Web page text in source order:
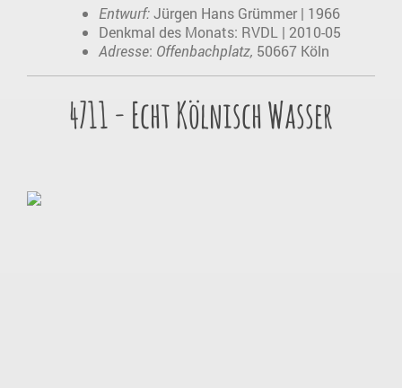
Entwurf:Jürgen Hans Grümmer | 1966
Denkmal des Monats: RVDL | 2010-05
Adresse: Offenbachplatz, 50667 Köln
4711 - Echt Kölnisch Wasser